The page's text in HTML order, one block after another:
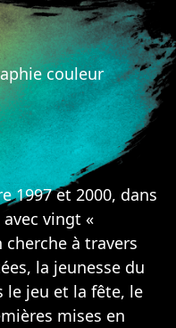
couleur
1997 et 2000, dans
vingt «
cherche à travers
la jeunesse du
le jeu et la fête, le
mises en